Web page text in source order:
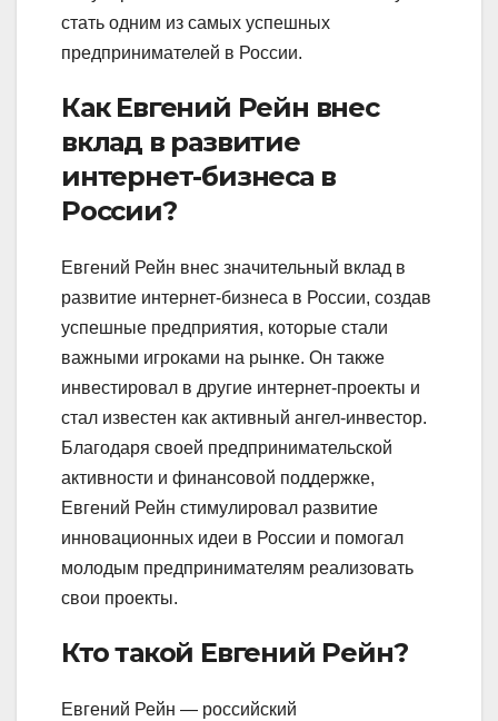
стать одним из самых успешных
предпринимателей в России.
Как Евгений Рейн внес
вклад в развитие
интернет-бизнеса в
России?
Евгений Рейн внес значительный вклад в
развитие интернет-бизнеса в России, создав
успешные предприятия, которые стали
важными игроками на рынке. Он также
инвестировал в другие интернет-проекты и
стал известен как активный ангел-инвестор.
Благодаря своей предпринимательской
активности и финансовой поддержке,
Евгений Рейн стимулировал развитие
инновационных идеи в России и помогал
молодым предпринимателям реализовать
свои проекты.
Кто такой Евгений Рейн?
Евгений Рейн — российский